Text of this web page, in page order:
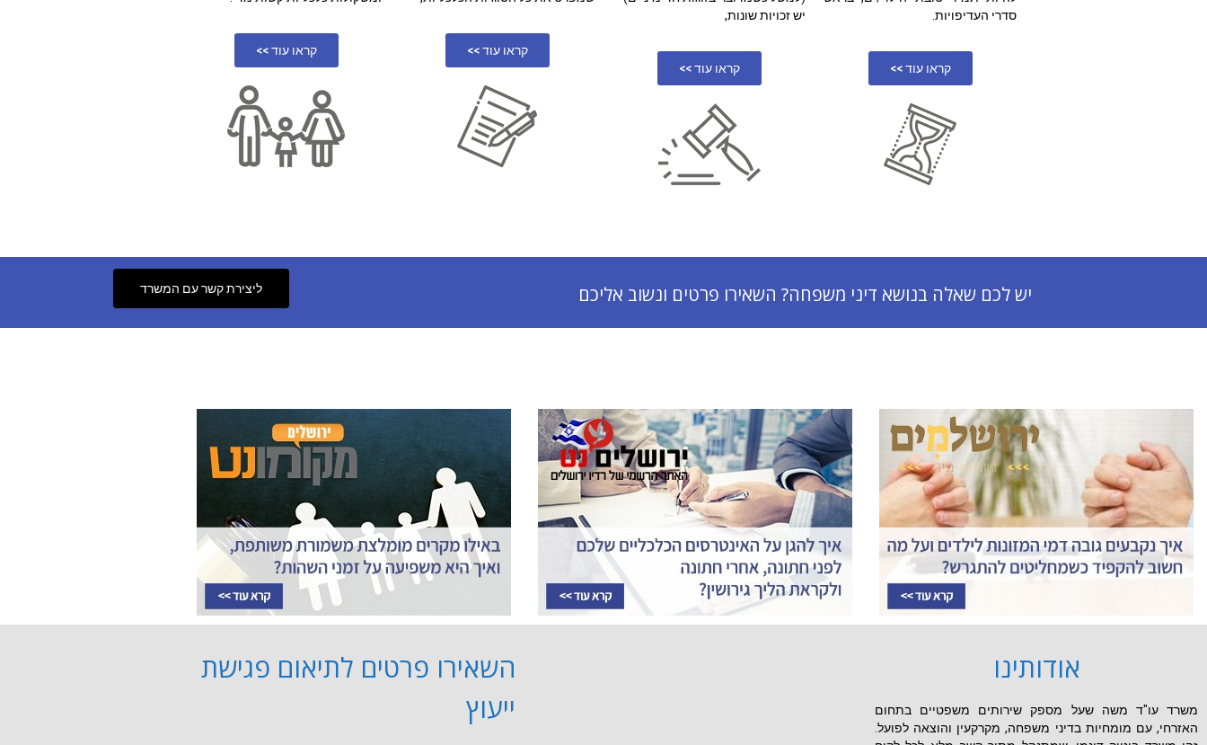
סדרי העדיפויות.
קראו עוד >>
יש זכויות שונות,
קראו עוד >>
קראו עוד >> קראו עוד >>
יש לכם שאלה בנושא דיני משפחה? השאירו פרטים ונשוב אליכם ליצירת קשר עם המשרד
אודותינו
משרד עו"ד משה שעל מספק שירותים משפטיים בתחום
האזרחי, עם מומחיות בדיני משפחה, מקרקעין והוצאה לפועל.
השאירו פרטים לתיאום פגישת
ייעוץ